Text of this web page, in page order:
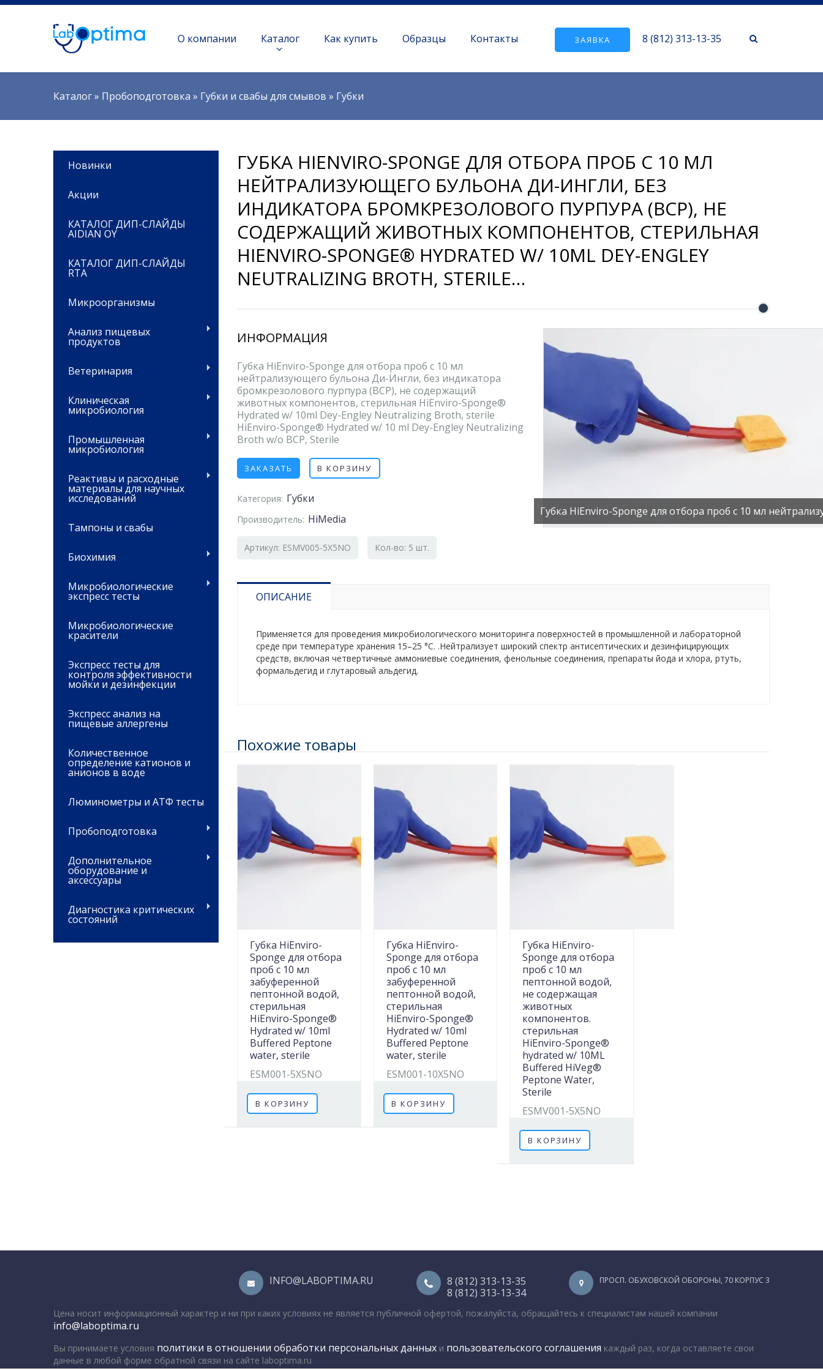
О компании Каталог Как купить Образцы Контакты ЗАЯВКА 8 (812) 313-13-35
Вы здесь
Каталог» Пробоподготовка » Губки и свабы для смывов » Губки
Новинки
Акции
КАТАЛОГ ДИП-СЛАЙДЫ
AIDIAN OY
КАТАЛОГ ДИП-СЛАЙДЫ
RTA
Микроорганизмы
Анализ пищевых
продуктов
Ветеринария
Клиническая
микробиология
Промышленная
микробиология
Реактивы и расходные
материалы для научных
исследований
Тампоны и свабы
Биохимия
Микробиологические
экспресс тесты
Микробиологические
красители
Экспресс тесты для
контроля эффективности
мойки и дезинфекции
Экспресс анализ на
пищевые аллергены
Количественное
определение катионов и
анионов в воде
Люминометры и АТФ тесты
Пробоподготовка
Дополнительное
оборудование и
аксессуары
Диагностика критических
состояний
ГУБКА HIENVIRO-SPONGE ДЛЯ ОТБОРА ПРОБ С 10 МЛ
НЕЙТРАЛИЗУЮЩЕГО БУЛЬОНА ДИ-ИНГЛИ, БЕЗ
ИНДИКАТОРА БРОМКРЕЗОЛОВОГО ПУРПУРА (ВСР), НЕ
СОДЕРЖАЩИЙ ЖИВОТНЫХ КОМПОНЕНТОВ, СТЕРИЛЬНАЯ
HIENVIRO-SPONGE® HYDRATED W/ 10ML DEY-ENGLEY
NEUTRALIZING BROTH, STERILE…
Губка HiEnviro-Sponge для отбора проб с 10 мл
ИНФОРМАЦИЯ
Губка HiEnviro-Sponge для отбора проб с 10 мл
нейтрализующего бульона Ди-Ингли, без индикатора
бромкрезолового пурпура (ВСР), не содержащий
животных компонентов, стерильная HiEnviro-Sponge®
Hydrated w/ 10ml Dey-Engley Neutralizing Broth, sterile
HiEnviro-Sponge® Hydrated w/ 10 ml Dey-Engley Neutralizing
Broth w/o BCP, Sterile
ЗАКАЗАТЬ В КОРЗИНУ
Категория: Губки
Производитель: HiMedia
Артикул: ESMV005-5X5NO Кол-во: 5 шт.
ОПИСАНИЕ
Применяется для проведения микробиологического мониторинга поверхностей в промышленной и лабораторной
среде при температуре хранения 15–25 °C. .Нейтрализует широкий спектр антисептических и дезинфицирующих
средств, включая четвертичные аммониевые соединения, фенольные соединения, препараты йода и хлора, ртуть,
формальдегид и глутаровый альдегид.
Похожие товары
Губка HiEnviro-
Sponge для отбора
проб с 10 мл
забуференной
пептонной водой,
стерильная
HiEnviro-Sponge®
Hydrated w/ 10ml
Buffered Peptone
water, sterile
ESM001-5X5NO
В КОРЗИНУ
Губка HiEnviro-
Sponge для отбора
проб с 10 мл
забуференной
пептонной водой,
стерильная
HiEnviro-Sponge®
Hydrated w/ 10ml
Buffered Peptone
water, sterile
ESM001-10X5NO
В КОРЗИНУ
Губка HiEnviro-
Sponge для отбора
проб с 10 мл
пептонной водой,
не содержащая
животных
компонентов.
стерильная
HiEnviro-Sponge®
hydrated w/ 10ML
Buffered HiVeg®
Peptone Water,
Sterile
ESMV001-5X5NO
В КОРЗИНУ
INFO@LABOPTIMA.RU
8 (812) 313-13-35
8 (812) 313-13-34
ПРОСП. ОБУХОВСКОЙ ОБОРОНЫ, 70 КОРПУС 3
Цена носит информационный характер и ни при каких условиях не является публичной офертой, пожалуйста, обращайтесь к специалистам нашей компании
info@laboptima.ru
Вы принимаете условия политики в отношении обработки персональных данных и пользовательского соглашения каждый раз, когда оставляете свои
данные в любой форме обратной связи на сайте laboptima.ru